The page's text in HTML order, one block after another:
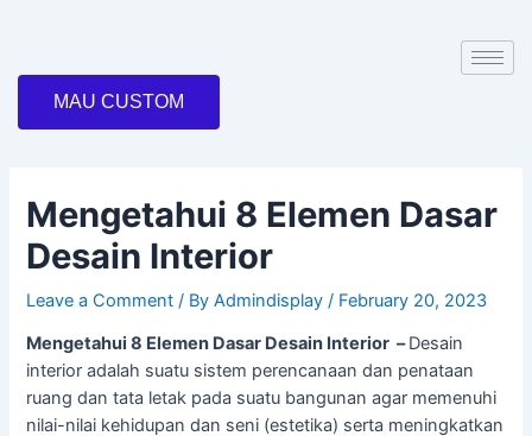
MAU CUSTOM
Mengetahui 8 Elemen Dasar
Desain Interior
Leave a Comment / ByAdmindisplay/ February 20, 2023
Mengetahui 8 Elemen Dasar Desain Interior –Desain
interior adalah suatu sistem perencanaan dan penataan
ruang dan tata letak pada suatu bangunan agar memenuhi
nilai-nilai kehidupan dan seni (estetika) serta meningkatkan